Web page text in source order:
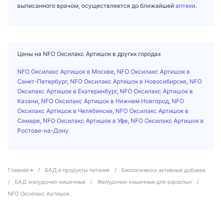
выписанного врачом, осуществляется до ближайшей аптеки.
Цены на NFO Оксилакс Артишок в других городах
NFO Оксилакс Артишок в Москве NFO Оксилакс Артишок в
Санкт-Петербург, NFO Оксилакс Артишок в Новосибирске NFO
Оксилакс Артишок в Екатеринбург, NFO Оксилакс Артишок в
Казани NFO Оксилакс Артишок в Нижнем Новгород NFO
Оксилакс Артишок в Челябинске NFO Оксилакс Артишок в
Самаре NFO Оксилакс Артишок в Уфе NFO Оксилакс Артишок в
Ростове-на-Дону
Главная / БАД и продукты питания /
Биологически активные добавки
/
БАД желудочно-кишечные / Желудочно-кишечные для взрослых
/
NFO Оксилакс Артишок